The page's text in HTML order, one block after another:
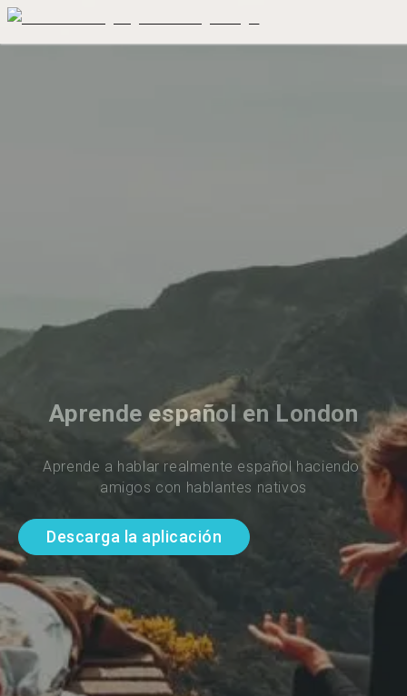
Aprende español en London
Aprende a hablar realmente español haciendo
amigos con hablantes nativos
Descarga la aplicación